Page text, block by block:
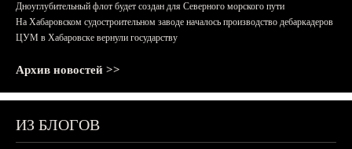
Дноуглубительный флот будет создан для Северного морского пути
На Хабаровском судостроительном заводе началось производство дебаркадеров
ЦУМ в Хабаровске вернули государству
Архив новостей >>
ИЗ БЛОГОВ